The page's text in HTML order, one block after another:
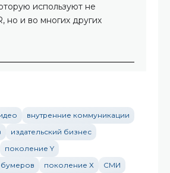
используют не
но и во многих других
внутренние коммуникации
издательский бизнес
поколение Y
поколение Х СМИ